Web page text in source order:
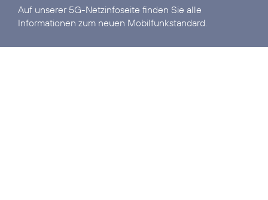
Auf unserer 5G-Netzinfoseite finden Sie alle
Informationen zum neuen Mobilfunkstandard.